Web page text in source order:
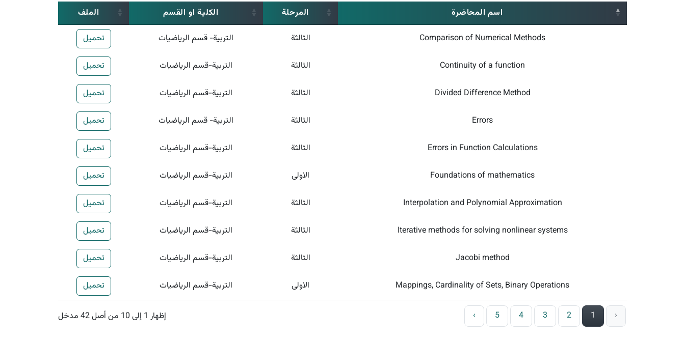
اسم المحاضرة المرحلة الكلية او القسم
الملف
Comparison of Numerical Methods
الثالثة التربية- قسم الرياضيات تحميل
Continuity of a function الثالثة التربية-قسم الرياضيات تحميل
Divided Difference Method الثالثة التربية-قسم الرياضيات تحميل
Errors الثالثة التربية- قسم الرياضيات تحميل
Errors in Function Calculations الثالثة التربية-قسم الرياضيات تحميل
Foundations of mathematics الاولى التربية-قسم الرياضيات تحميل
Interpolation and Polynomial Approximation الثالثة التربية-قسم الرياضيات تحميل
Iterative methods for solving nonlinear systems الثالثة التربية-قسم الرياضيات تحميل
Jacobi method الثالثة التربية-قسم الرياضيات تحميل
Mappings, Cardinality of Sets, Binary Operations الاولى التربية-قسم الرياضيات تحميل
إظهار 1 إلى 10 من أصل 42 مدخل ‹
1
2
3
4
5
›